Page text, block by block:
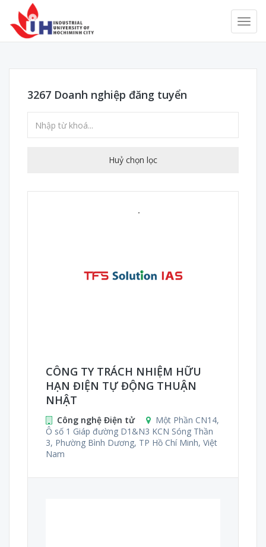
3267 Doanh nghiệp đăng tuyển
Huỷ chọn lọc
CÔNG TY TRÁCH NHIỆM HỮU
HẠN ĐIỆN TỰ ĐỘNG THUẬN
NHẬT
Công nghệ Điện tử
Một Phần CN14,
Ô số 1 Giáp đường D1&N3 KCN Sóng Thần
3, Phường Bình Dương, TP Hồ Chí Minh, Việt
Nam